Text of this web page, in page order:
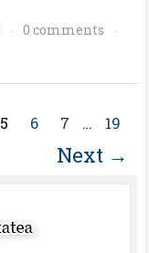
· 0 comments ·
5 6 7 … 19
Next →